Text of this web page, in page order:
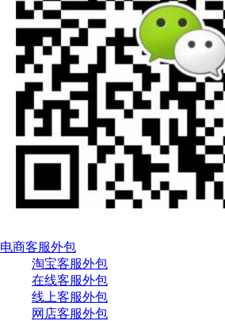
电商客服外包
淘宝客服外包
在线客服外包
线上客服外包
网店客服外包